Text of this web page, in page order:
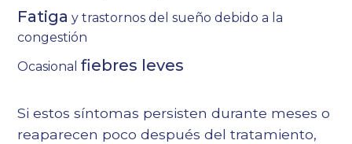
Fatiga y trastornos del sueño debido a la
congestión
Ocasionalfiebres leves
Si estos síntomas persisten durante meses o
reaparecen poco después del tratamiento,